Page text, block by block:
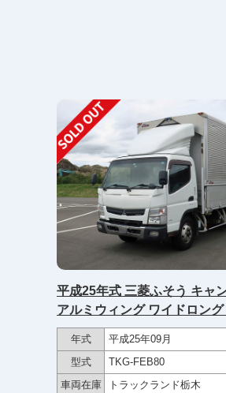
平成25年式 三菱ふそう キャ
アルミウィング ワイドロン
ート付 2ペダル【準中型免許対応 ※準
中型免許以上】
年式
平成25年09月
型式
TKG-FEB80
車両在庫
トラックランド栃木